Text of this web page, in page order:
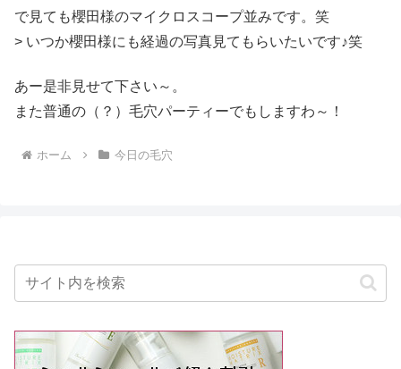
で見ても櫻田様のマイクロスコープ並みです。笑
> いつか櫻田様にも経過の写真見てもらいたいです♪笑
あー是非見せて下さい～。
また普通の（？）毛穴パーティーでもしますわ～！
ホーム 今日の毛穴